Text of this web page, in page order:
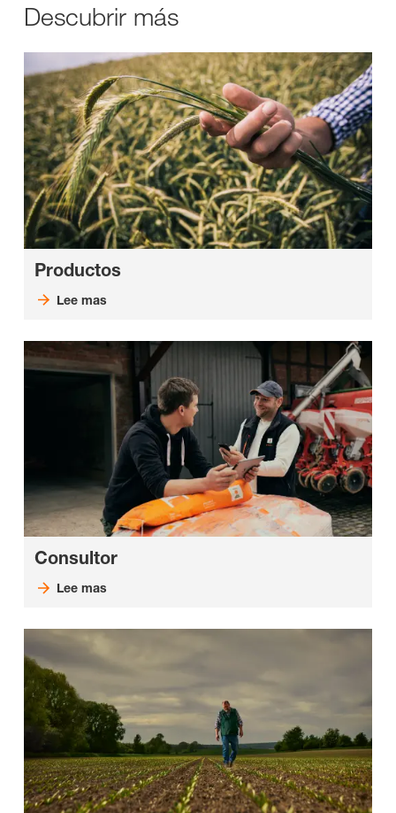
Descubrir más
Productos
Lee mas
Consultor
Lee mas